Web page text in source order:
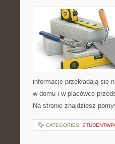
informacje przekładają się
w domu i w placówce
Na stronie znajdziesz
CATEGORIES: